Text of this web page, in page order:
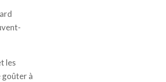
les
goûter à